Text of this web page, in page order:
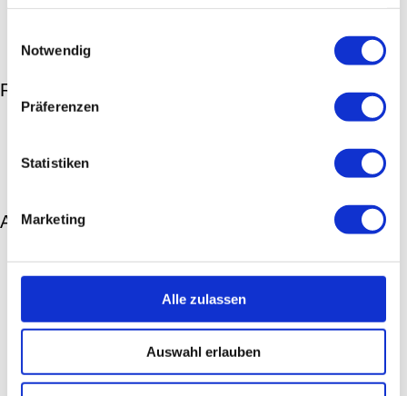
Notwendig
Präferenzen
Statistiken
Marketing
Alle zulassen
Auswahl erlauben
Recent Posts
Story – Digitale Kirche
Story – „Das war schon immer so“
Archives
Oktober 2020
Juni 2020
März 2020